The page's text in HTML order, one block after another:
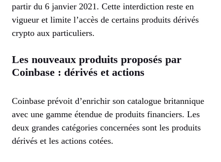
partir du 6 janvier 2021. Cette interdiction reste en
vigueur et limite l’accès de certains produits dérivés
crypto aux particuliers.
Les nouveaux produits proposés par
Coinbase : dérivés et actions
Coinbase prévoit d’enrichir son catalogue britannique
avec une gamme étendue de produits financiers. Les
deux grandes catégories concernées sont les produits
dérivés et les actions cotées.